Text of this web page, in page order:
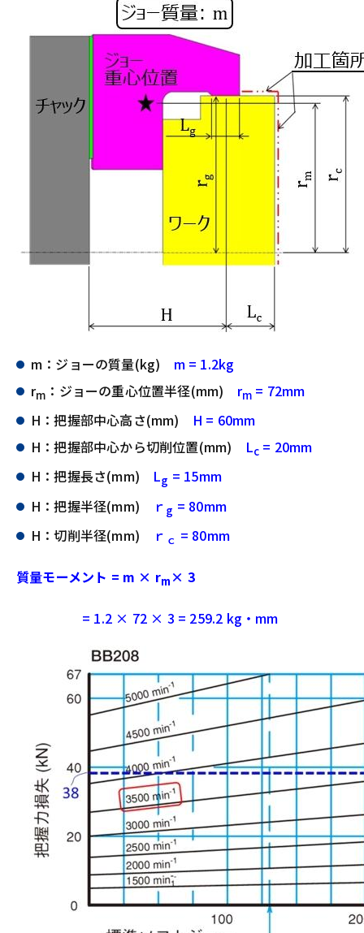
m：ジョーの質量(kg) m = 1.2kg
rm ：ジョーの重心位置半径(mm) rm = 72mm
H：把握部中心高さ(mm) H = 60mm
H：把握部中心から切削位置(mm) Lc = 20mm
H：把握長さ(mm) Lg = 15mm
H：把握半径(mm)
ｒ g = 80mm
H：切削半径(mm)
ｒ ｃ = 80mm
質量モーメント = m × rm × 3
= 1.2 × 72 × 3 = 259.2 kg・mm